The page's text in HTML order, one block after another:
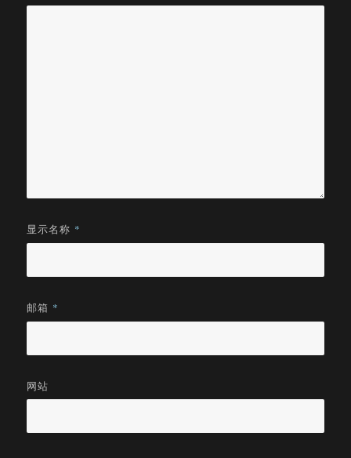
显示名称 *
邮箱 *
网站